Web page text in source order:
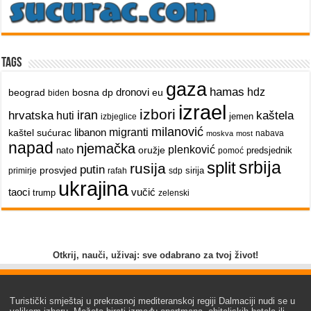
Tags
beograd biden bosna dp dronovi eu gaza hamas hdz
hrvatska huti iran izbjeglice izbori izrael jemen kaštela
kaštel sućurac libanon migranti milanović moskva most nabava
napad nato njemačka oružje plenković pomoć predsjednik
primirje prosvjed putin rafah rusija sdp sirija splitsrbija
taoci trump ukrajina vučić zelenski
Otkrij, nauči, uživaj: sve odabrano za tvoj život!
Turistički smještaj u prekrasnoj mediteranskoj regiji Dalmaciji nudi se u